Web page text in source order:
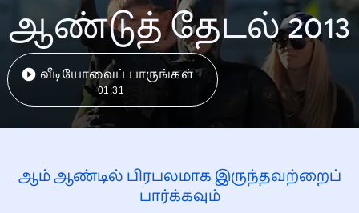
ஆண்டுத் தேடல் 2013
வீடியோவைப் பாருங்கள்
01:31
ஆம் ஆண்டில் பிரபலமாக இருந்தவற்றைப்
பார்க்கவும்